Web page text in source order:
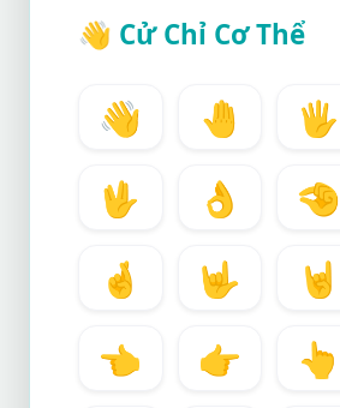
👋 Cử Chỉ Cơ Thể
👋 🤚 🖐️
🖖
👌 🤏
🤞
🤟 🤘
👈
👉 👆